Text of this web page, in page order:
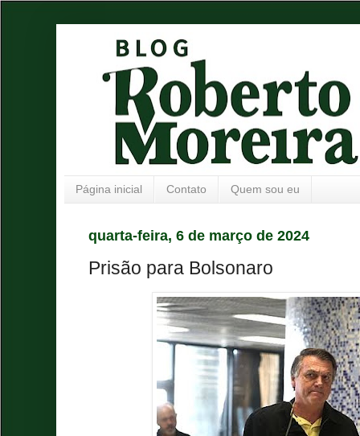
Página inicial Contato Quem sou eu
quarta-feira, 6 de março de 2024
Prisão para Bolsonaro